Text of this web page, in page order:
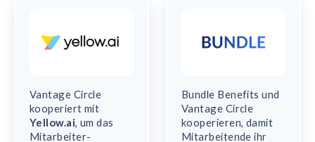
Vantage Circle
kooperiert mit
Yellow.ai, um das
Mitarbeiter-
Bundle Benefits und
Vantage Circle
kooperieren, damit
Mitarbeitende ihr